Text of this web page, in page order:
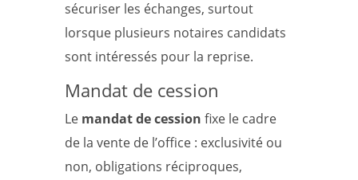
sécuriser les échanges, surtout
lorsque plusieurs notaires candidats
sont intéressés pour la reprise.
Mandat de cession
Le mandat de cession fixe le cadre
de la vente de l’office : exclusivité ou
non, obligations réciproques,